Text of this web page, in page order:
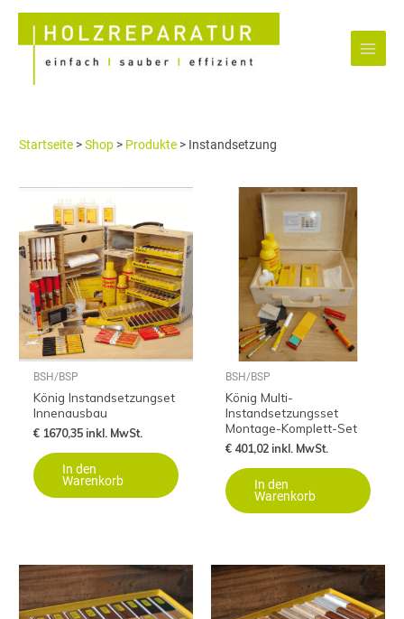
Zum
springen
Menu
Startseite >Shop > Produkte > Instandsetzung
BSH/BSP
König Instandsetzungset
Innenausbau
€ 1670,35 inkl. MwSt.
In den
Warenkorb
BSH/BSP
König Multi-
Instandsetzungsset
Montage-Komplett-Set
€ 401,02 inkl. MwSt.
In den
Warenkorb